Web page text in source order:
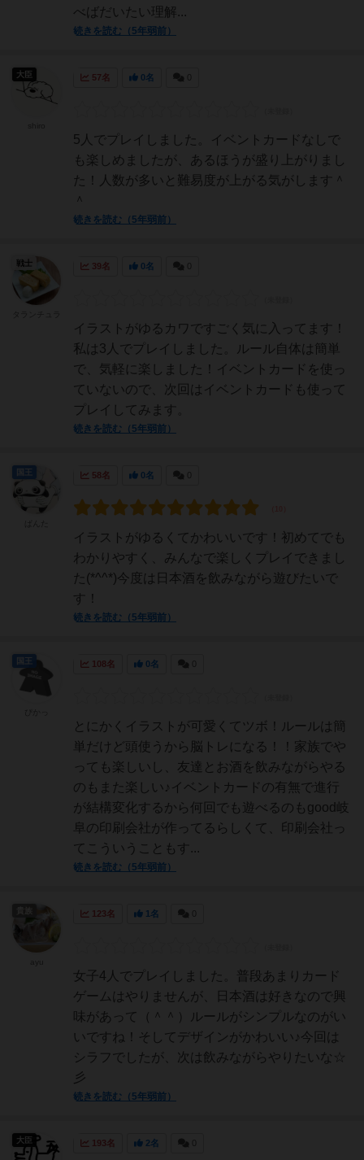
べばだいたい理解...
続きを読む（5年弱前）
57名 0名
5人でプレイしました。イベントカードなしで
も楽しめましたが、あるほうが盛り上がりまし
た！人数が多いと難易度が上がる気がします＾
＾
続きを読む（5年弱前）
大臣
39名 0名
イラストがゆるカワですごく気に入ってます！
私は3人でプレイしました。ルール自体は簡単
で、気軽に楽しました！イベントカードを使っ
ていないので、次回はイベントカードも使って
プレイしてみます。
続きを読む（5年弱前）
戦士
58名 0名
イラストがゆるくてかわいいです！初めてでも
わかりやすく、みんなで楽しくプレイできまし
た(*^^*)今度は日本酒を飲みながら遊びたいで
す！
続きを読む（5年弱前）
108名 0名
とにかくイラストが可愛くてツボ！ルールは簡
単だけど頭使うから脳トレになる！！家族でや
っても楽しいし、友達とお酒を飲みながらやる
のもまた楽しい♪イベントカードの有無で進行
が結構変化するから何回でも遊べるのもgood岐
阜の印刷会社が作ってるらしくて、印刷会社っ
てこういうこともす...
続きを読む（5年弱前）
123名 1名
女子4人でプレイしました。普段あまりカード
ゲームはやりませんが、日本酒は好きなので興
味があって（＾＾）ルールがシンプルなのがい
いですね！そしてデザインがかわいい♪今回は
シラフでしたが、次は飲みながらやりたいな☆
彡
続きを読む（5年弱前）
193名 2名
大臣